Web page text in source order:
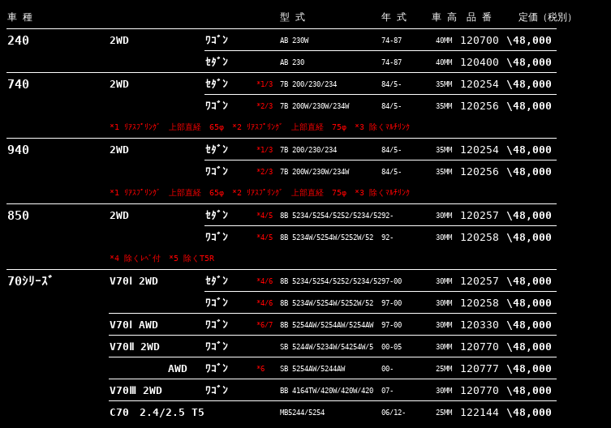
車 種 型 式 年 式 車 高 品 番 定価 （税別 ）
240 2WD ﾜｺﾞﾝ AB 230W 74-87 40MM 120700
\48,000
ｾﾀﾞﾝ
AB 230 74-87 40MM 120400 \48,000
740 2WD ｾﾀﾞﾝ *1/3 7B 200/230/234 84/5- 35MM 120254
\48,000
ﾜｺﾞﾝ
*2/3 7B 200W/230W/234W 84/5- 35MM 120256 \48,000
*1 ﾘｱｽﾌﾟﾘﾝｸﾞ 上部直経 65φ *2 ﾘｱｽﾌﾟﾘﾝｸﾞ 上部直経 75φ *3 除くﾏﾙﾁﾘﾝｸ
940 2WD ｾﾀﾞﾝ *1/3 7B 200/230/234 84/5- 35MM 120254
\48,000
ﾜｺﾞﾝ
*2/3 7B 200W/230W/234W 84/5- 35MM 120256 \48,000
*1 ﾘｱｽﾌﾟﾘﾝｸﾞ 上部直経 65φ *2 ﾘｱｽﾌﾟﾘﾝｸﾞ 上部直経 75φ *3 除くﾏﾙﾁﾘﾝｸ
850 2WD ｾﾀﾞﾝ *4/5 8B 5234/5254/5252/5234/5292- 30MM 120257
\48,000
ﾜｺﾞﾝ
*4/5 8B 5234W/5254W/5252W/52 92- 30MM 120258 \48,000
*4 除くﾚﾍﾞ付 *5 除くT5R
70ｼﾘｰｽﾞ V70Ⅰ 2WD ｾﾀﾞﾝ *4/6 8B 5234/5254/5252/5234/5297-00 30MM 120257
\48,000
ﾜｺﾞﾝ
*4/6 8B 5234W/5254W/5252W/52 97-00 30MM 120258
\48,000
V70Ⅰ AWD
ﾜｺﾞﾝ *6/7 8B 5254AW/5254AW/5254AW 97-00 30MM 120330
\48,000
V70Ⅱ 2WD
ﾜｺﾞﾝ SB 5244W/5234W/54254W/5 00-05 30MM 120770
\48,000
AWD
ﾜｺﾞﾝ *6 SB 5254AW/5244AW 00- 25MM 120777
\48,000
V70Ⅲ 2WD
ﾜｺﾞﾝ BB 4164TW/420W/420W/420 07- 30MM 120770
\48,000
C70 2.4/2.5 T5
MB5244/5254 06/12- 25MM 122144 \48,000